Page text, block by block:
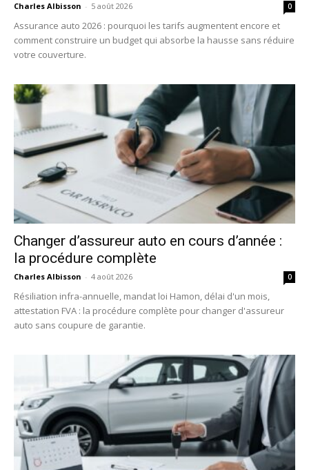
Charles Albisson - 5 août 2026 0
Assurance auto 2026 : pourquoi les tarifs augmentent encore et
comment construire un budget qui absorbe la hausse sans réduire
votre couverture.
Changer d’assureur auto en cours d’année :
la procédure complète
Charles Albisson - 4 août 2026 0
Résiliation infra-annuelle, mandat loi Hamon, délai d'un mois,
attestation FVA : la procédure complète pour changer d'assureur
auto sans coupure de garantie.